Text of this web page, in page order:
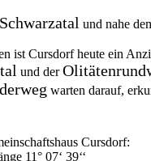
Schwarzatal und nahe
ist Cursdorf heute ein
und der
warten darauf,
Cursdorf:
11° 07‘ 39‘‘